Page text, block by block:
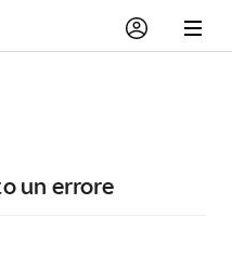
un errore